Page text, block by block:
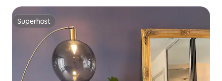
Superhost
Superhost